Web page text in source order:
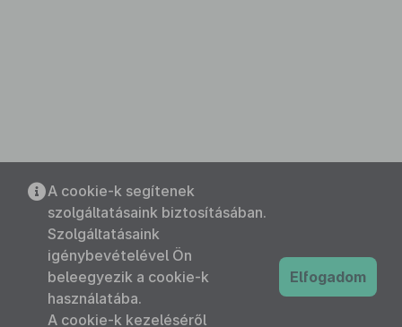
A cookie-k segítenek
szolgáltatásaink biztosításában.
Szolgáltatásaink
igénybevételével Ön
beleegyezik a cookie-k
használatába.
A cookie-k kezeléséről
Elfogadom